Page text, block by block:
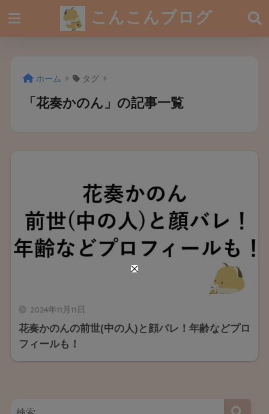
こんこんブログ
ホーム タグ
「花奏かのん」の記事一覧
2024年11月11日
花奏かのんの前世(中の人)と顔バレ！年齢などプロ
フィールも！